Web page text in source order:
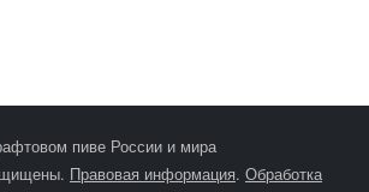
пиве России и мира
Правовая информация. Обработка